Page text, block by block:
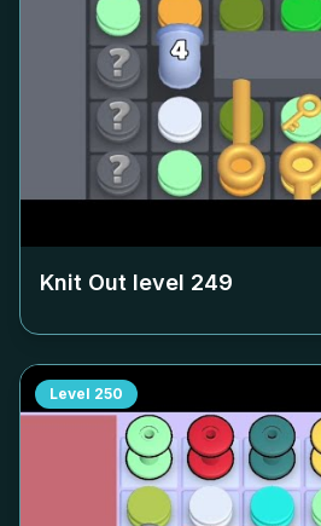
Knit Out level 249
Level 250